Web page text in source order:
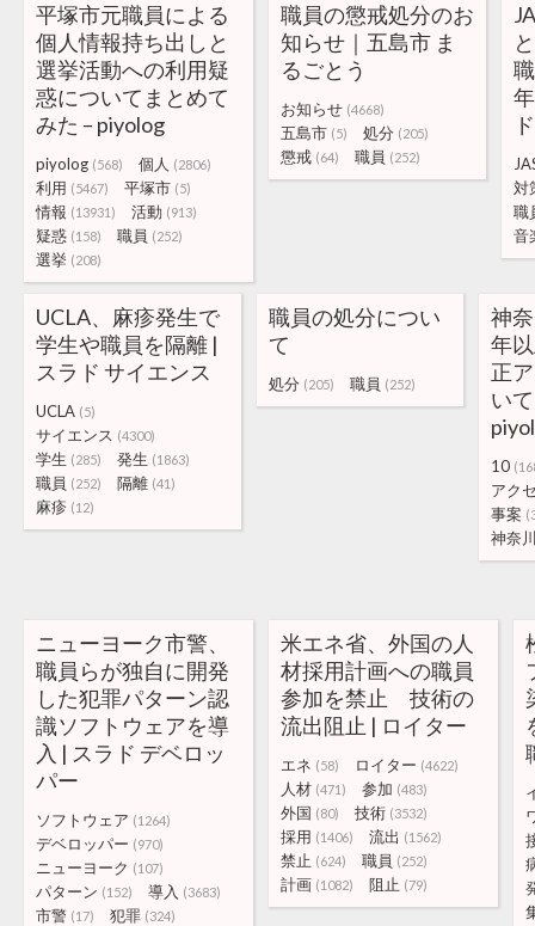
平塚市元職員による
個人情報持ち出しと
選挙活動への利用疑
惑についてまとめて
みた – piyolog
piyolog (568) 個人 (2806)
利用 (5467) 平塚市 (5)
情報 (13931) 活動 (913)
疑惑 (158) 職員 (252)
選挙 (208)
職員の懲戒処分のお
知らせ｜五島市 ま
るごとう
お知らせ (4668)
五島市 (5) 処分 (205)
懲戒 (64) 職員 (252)
対
職
音
UCLA、麻疹発生で
学生や職員を隔離 |
スラド サイエンス
UCLA (5)
サイエンス (4300)
学生 (285) 発生 (1863)
職員 (252) 隔離 (41)
麻疹 (12)
職員の処分につい
て
処分 (205) 職員 (252)
神
年
正
い
10
アク
事案
神奈
ニューヨーク市警、
職員らが独自に開発
した犯罪パターン認
識ソフトウェアを導
入 | スラド デベロッ
パー
ソフトウェア (1264)
デベロッパー (970)
ニューヨーク (107)
パターン (152) 導入 (3683)
市警 (17) 犯罪 (324)
米エネ省、外国の人
材採用計画への職員
参加を禁止 技術の
流出阻止 | ロイター
エネ (58) ロイター (4622)
人材 (471) 参加 (483)
外国 (80) 技術 (3532)
採用 (1406) 流出 (1562)
禁止 (624) 職員 (252)
計画 (1082) 阻止 (79)